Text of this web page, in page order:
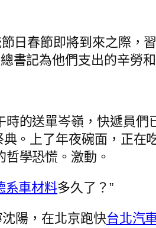
日春節即將到來之際，
書記為他們支出的辛勞
時的送單岑嶺，快遞員
。上了年夜碗面，正在
學恐慌。激動。
系車材料多久了？”
沈陽，在北京跑快台北汽